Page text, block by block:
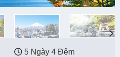
5 Ngày 4 Đêm